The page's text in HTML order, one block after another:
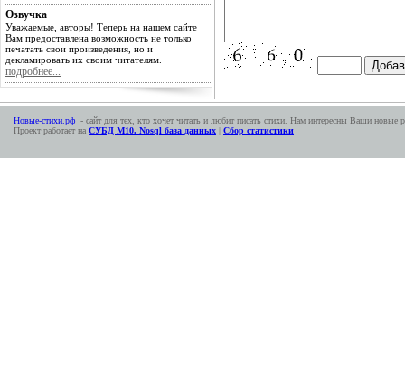
Озвучка
Уважаемые, авторы! Теперь на нашем сайте
Вам предоставлена возможность не только
печатать свои произведения, но и
декламировать их своим читателям.
подробнее...
Новые-стихи.рф - сайт для тех, кто хочет читать и любит писать стихи. Нам интересны Ваши новые
Проект работает на СУБД М10. Nosql база данных | Сбор статистики